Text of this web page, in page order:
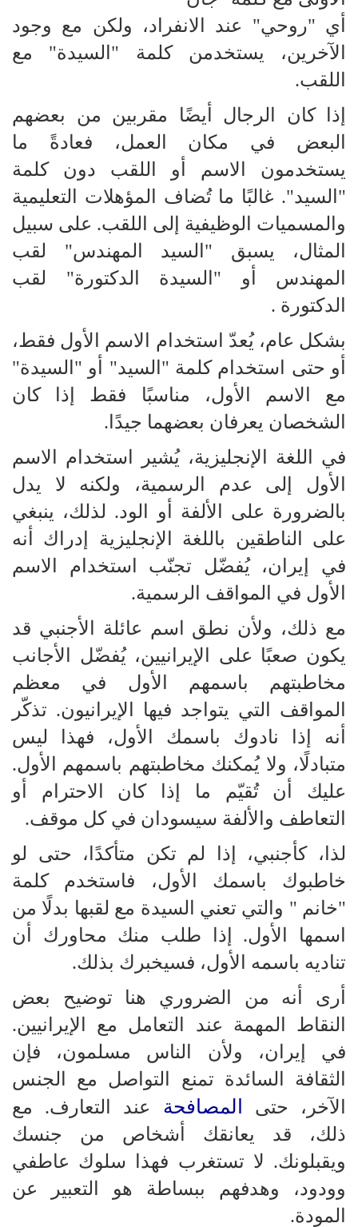
أي "روحي" عند الانفراد، ولكن مع وجود
الآخرين، يستخدمن كلمة "السيدة" مع
اللقب.
إذا كان الرجال أيضًا مقربين من بعضهم
البعض في مكان العمل، فعادةً ما
يستخدمون الاسم أو اللقب دون كلمة
"السيد". غالبًا ما تُضاف المؤهلات التعليمية
والمسميات الوظيفية إلى اللقب. على سبيل
المثال، يسبق "السيد المهندس" لقب
المهندس أو "السيدة الدكتورة" لقب
الدكتورة .
بشكل عام، يُعدّ استخدام الاسم الأول فقط،
أو حتى استخدام كلمة "السيد" أو "السيدة"
مع الاسم الأول، مناسبًا فقط إذا كان
الشخصان يعرفان بعضهما جيدًا.
في اللغة الإنجليزية، يُشير استخدام الاسم
الأول إلى عدم الرسمية، ولكنه لا يدل
بالضرورة على الألفة أو الود. لذلك، ينبغي
على الناطقين باللغة الإنجليزية إدراك أنه
في إيران، يُفضّل تجنّب استخدام الاسم
الأول في المواقف الرسمية.
مع ذلك، ولأن نطق اسم عائلة الأجنبي قد
يكون صعبًا على الإيرانيين، يُفضّل الأجانب
مخاطبتهم باسمهم الأول في معظم
المواقف التي يتواجد فيها الإيرانيون. تذكّر
أنه إذا نادوك باسمك الأول، فهذا ليس
متبادلًا، ولا يُمكنك مخاطبتهم باسمهم الأول.
عليك أن تُقيّم ما إذا كان الاحترام أو
التعاطف والألفة سيسودان في كل موقف.
لذا، كأجنبي، إذا لم تكن متأكدًا، حتى لو
خاطبوك باسمك الأول، فاستخدم كلمة
"خانم " والتي تعني السيدة مع لقبها بدلًا من
اسمها الأول. إذا طلب منك محاورك أن
تناديه باسمه الأول، فسيخبرك بذلك.
أرى أنه من الضروري هنا توضيح بعض
النقاط المهمة عند التعامل مع الإيرانيين.
في إيران، ولأن الناس مسلمون، فإن
الثقافة السائدة تمنع التواصل مع الجنس
الآخر، حتى
المصافحة عند التعارف. مع
ذلك، قد يعانقك أشخاص من جنسك
ويقبلونك. لا تستغرب فهذا سلوك عاطفي
وودود، وهدفهم ببساطة هو التعبير عن
المودة.